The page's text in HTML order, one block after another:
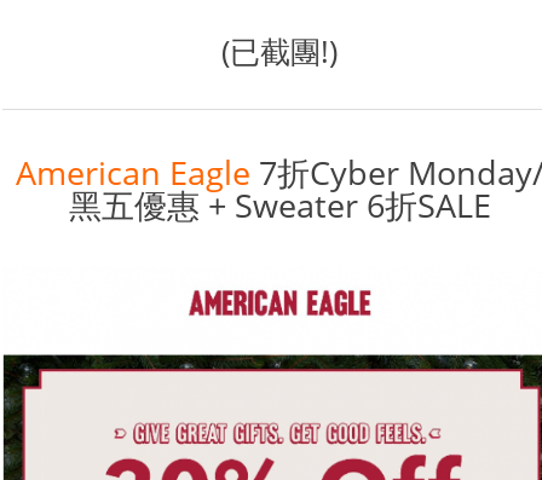
(已截團!)
American Eagle 7折Cyber
黑五優惠 + Sweater 6折SALE